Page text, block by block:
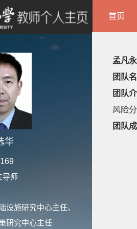
华
169
导师
设施研究中心主任、
研究中心主任
首页
孟凡永
团队
团队
风险
团队